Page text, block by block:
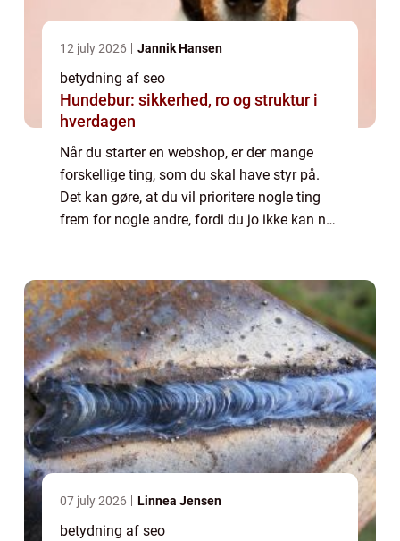
12 july 2026 Jannik Hansen
betydning af seo
Hundebur: sikkerhed, ro og struktur i
hverdagen
Når du starter en webshop, er der mange
forskellige ting, som du skal have styr på.
Det kan gøre, at du vil prioritere nogle ting
frem for nogle andre, fordi du jo ikke kan nå
07 july 2026 Linnea Jensen
betydning af seo